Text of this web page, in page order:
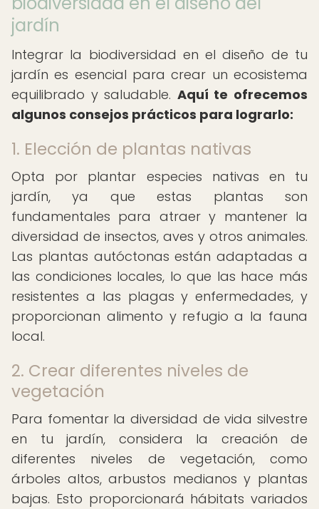
jardín
Integrar la biodiversidad en el diseño de tu
jardín es esencial para crear un ecosistema
equilibrado y saludable. Aquí te ofrecemos
algunos consejos prácticos para lograrlo:
1. Elección de plantas nativas
Opta por plantar especies nativas en tu
jardín, ya que estas plantas son
fundamentales para atraer y mantener la
diversidad de insectos, aves y otros animales.
Las plantas autóctonas están adaptadas a
las condiciones locales, lo que las hace más
resistentes a las plagas y enfermedades, y
proporcionan alimento y refugio a la fauna
local.
2. Crear diferentes niveles de
vegetación
Para fomentar la diversidad de vida silvestre
en tu jardín, considera la creación de
diferentes niveles de vegetación, como
árboles altos, arbustos medianos y plantas
bajas. Esto proporcionará hábitats variados